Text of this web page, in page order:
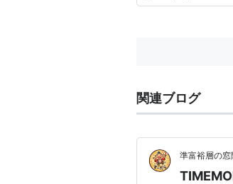
関連ブログ
準富裕層の